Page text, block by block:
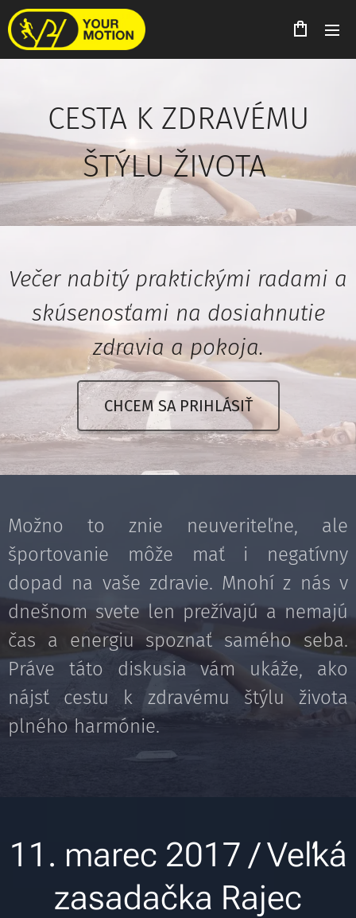
CESTA K ZDRAVÉMU
ŠTÝLU ŽIVOTA
Večer nabitý praktickými radami a
skúsenosťami na dosiahnutie
zdravia a pokoja.
CHCEM SA PRIHLÁSIŤ
Možno to znie neuveriteľne, ale
športovanie môže mať i negatívny
dopad na vaše zdravie. Mnohí z nás v
dnešnom svete len prežívajú a nemajú
čas a energiu spoznať samého seba.
Práve táto diskusia vám ukáže, ako
nájsť cestu k zdravému štýlu života
plného harmónie.
11. marec 2017 / Veľká
zasadačka Rajec